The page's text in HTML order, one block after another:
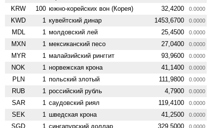
KRW 100 южно-корейских вон (Корея) 32,4200 0.0000
KWD 1 кувейтский динар 1453,6700 0.0000
MDL 1 молдовский лей 25,4500 0.0000
MXN 1 мексиканский песо 27,0400 0.0000
MYR 1 малайзийский ринггит 93,9600 0.0000
NOK 1 норвежская крона 41,1400 0.0000
PLN 1 польский злотый 111,9800 0.0000
RUB 1 российский рубль 4,7900 0.0000
SAR 1 саудовский риял 119,4100 0.0000
SEK 1 шведская крона 41,2500 0.0000
SGD 1 сингапурский доллар 329,5000 0.0000